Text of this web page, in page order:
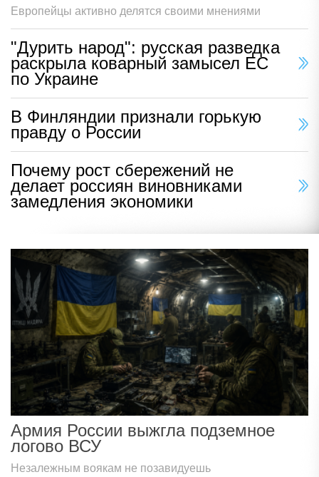
Европейцы активно делятся своими мнениями
"Дурить народ": русская разведка
раскрыла коварный замысел ЕС
по Украине
В Финляндии признали горькую
правду о России
Почему рост сбережений не
делает россиян виновниками
замедления экономики
Армия России выжгла подземное
логово ВСУ
Незалежным воякам не позавидуешь